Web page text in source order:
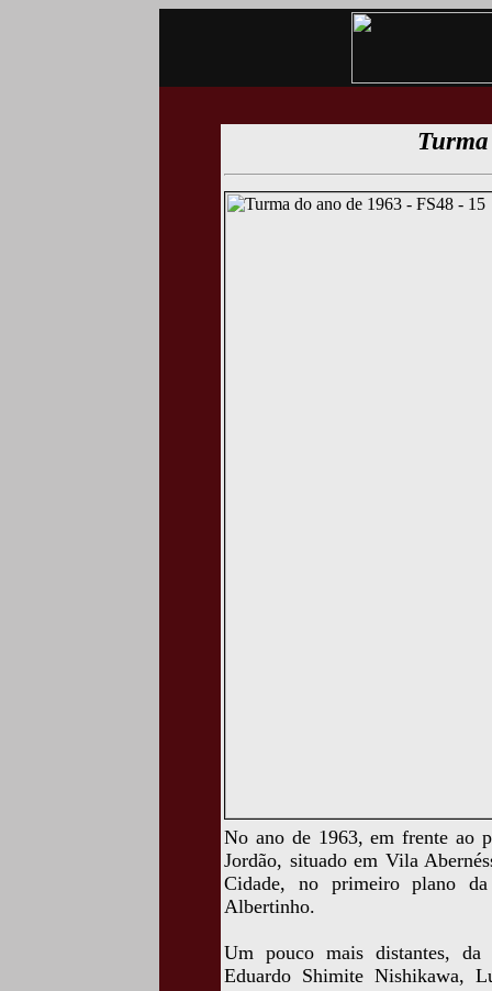
No ano de 1963, em frente ao
Jordão, situado em Vila
Cidade, no primeiro plano
Albertinho.
Um pouco mais distantes,
Eduardo Shimite Nishikawa,